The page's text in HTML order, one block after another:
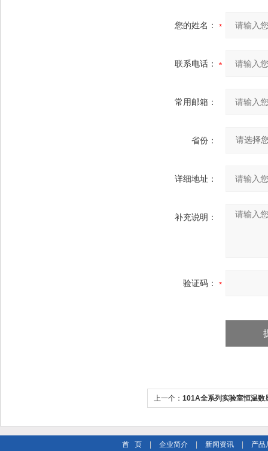
您的姓名：
联系电话：
常用邮箱：
省份：
详细地址：
补充说明：
验证码：
上一个： 101A全系列实验室恒温数
首 页 企业简介 新闻资讯 产品